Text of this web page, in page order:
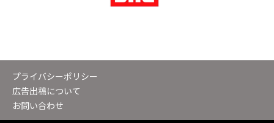
プライバシーポリシー
広告出稿について
お問い合わせ